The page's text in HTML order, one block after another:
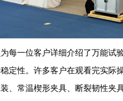
一位客户详细介绍了万能试
定性。许多客户在观看完实
、常温楔形夹具、断裂韧性